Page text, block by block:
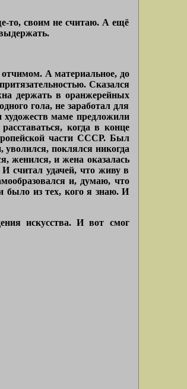
то, своим не считаю. А ещё
А материальное, до
Сказался
держать в оранжерейных
гола, не заработал для
маме предложили
когда в конце
части СССР. Был
поклялся никогда
женился, и жена оказалась
считал удачей, что живу в
и, думаю, что
было из тех, кого я знаю. И
искусства. И вот смог